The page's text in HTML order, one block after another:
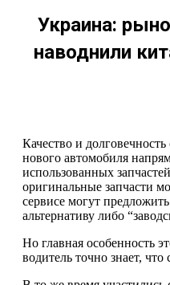
Украина:
наводнили
Качество и
нового автомобиля
использованных
оригинальные запчасти
сервисе могут
альтернативу либо
Но главная особенность
водитель точно знает, что